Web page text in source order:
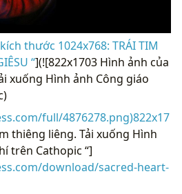
thước 1024x768: TRÁI TIM
“](![822x1703 Hình ảnh của
xuống Hình ảnh Công giáo
full/4876278.png)822x17
thiêng liêng. Tải xuống Hình
trên Cathopic “]
download/sacred-heart-